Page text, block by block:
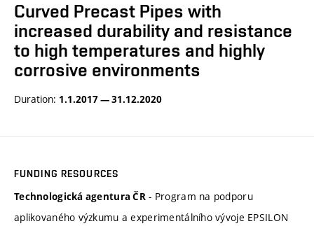
Curved Precast Pipes with
increased durability and resistance
to high temperatures and highly
corrosive environments
Duration: 1.1.2017 — 31.12.2020
FUNDING RESOURCES
Technologická agentura ČR - Program na podporu
aplikovaného výzkumu a experimentálního vývoje EPSILON